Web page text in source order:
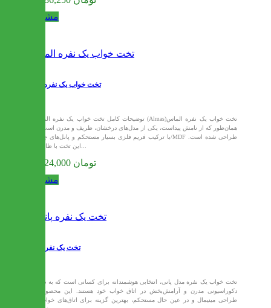
مشاهده
تخت خواب یک نفره الماز
توضیحات کامل تخت خواب یک نفره الماس (Almas)تخت خواب یک نفره الماس
همان‌طور که از نامش پیداست، یکی از مدل‌های درخشان، ظریف و مدرن است که
با ترکیب فریم فلزی بسیار مستحکم و پانل‌های چوبی/MDF طراحی شده است.
12,624,000 تومان
مشاهده
تخت یک نفره پانی
تخت خواب یک نفره مدل پانی، انتخابی هوشمندانه برای کسانی است که به دنبال
دکوراسیونی مدرن و آرامش‌بخش در اتاق خواب خود هستند. این محصول با
طراحی مینیمال و در عین حال مستحکم، بهترین گزینه برای اتاق‌های خواب با